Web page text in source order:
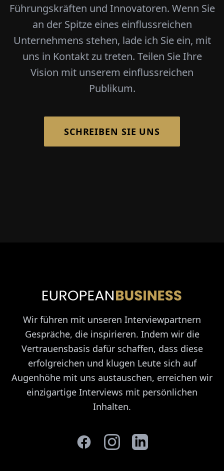
Führungskräften und Innovatoren. Wenn Sie
an der Spitze eines einflussreichen
Unternehmens stehen, lade ich Sie ein, mit
uns in Kontakt zu treten. Teilen Sie Ihre
Vision mit unserem einflussreichen
Publikum.
SCHREIBEN SIE UNS
Wir führen mit unseren Interviewpartnern
Gespräche, die inspirieren. Indem wir die
Vertrauensbasis dafür schaffen, dass diese
erfolgreichen und klugen Leute sich auf
Augenhöhe mit uns austauschen, erreichen wir
einzigartige Interviews mit persönlichen
Inhalten.